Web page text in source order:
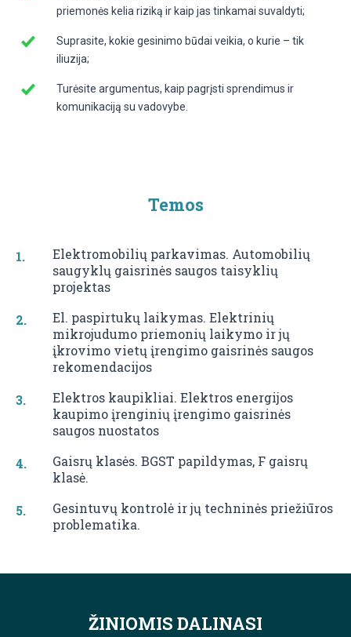
priemonės kelia riziką ir kaip jas tinkamai suvaldyti;
Suprasite, kokie gesinimo būdai veikia, o kurie – tik
iliuzija;
Turėsite argumentus, kaip pagrįsti sprendimus ir
komunikaciją su vadovybe.
Temos
Elektromobilių parkavimas. Automobilių
saugyklų gaisrinės saugos taisyklių
projektas
El. paspirtukų laikymas. Elektrinių
mikrojudumo priemonių laikymo ir jų
įkrovimo vietų įrengimo gaisrinės saugos
rekomendacijos
Elektros kaupikliai. Elektros energijos
kaupimo įrenginių įrengimo gaisrinės
saugos nuostatos
Gaisrų klasės. BGST papildymas, F gaisrų
klasė.
Gesintuvų kontrolė ir jų techninės priežiūros
problematika.
ŽINIOMIS DALINASI